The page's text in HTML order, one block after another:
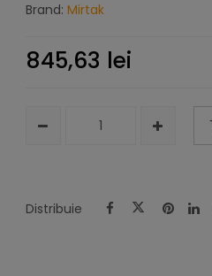
Brand: Mirtak
845,63 lei
Distribuie